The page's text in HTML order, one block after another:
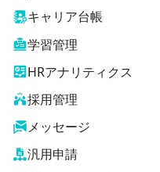
キャリア台帳
学習管理
HRアナリティクス
採用管理
メッセージ
汎用申請